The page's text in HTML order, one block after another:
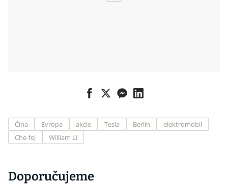
Čína Evropa akcie Tesla Berlín
elektromobil
Che-fej
William Li
Doporučujeme